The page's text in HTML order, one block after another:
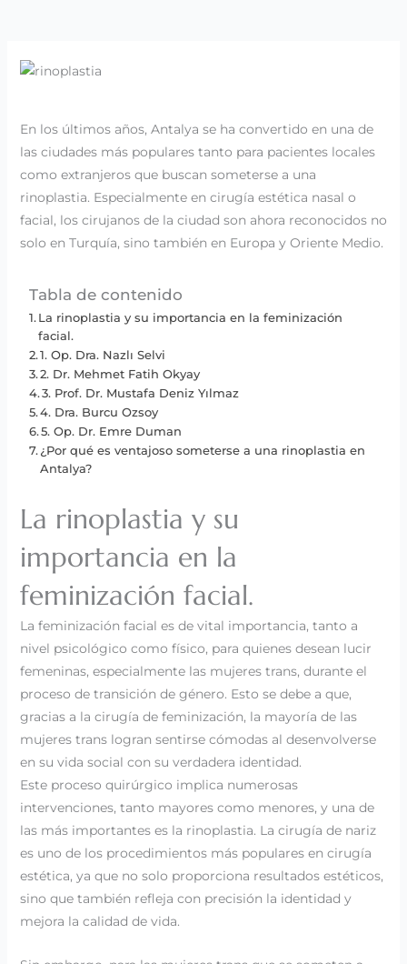
En los últimos años, Antalya se ha convertido en una de
las ciudades más populares tanto para pacientes locales
como extranjeros que buscan someterse a una
rinoplastia. Especialmente en cirugía estética nasal o
facial, los cirujanos de la ciudad son ahora reconocidos no
solo en Turquía, sino también en Europa y Oriente Medio.
Tabla de contenido
La rinoplastia y su importancia en la feminización
facial.
1. Op. Dra. Nazlı Selvi
2. Dr. Mehmet Fatih Okyay
3. Prof. Dr. Mustafa Deniz Yılmaz
4. Dra. Burcu Ozsoy
5. Op. Dr. Emre Duman
¿Por qué es ventajoso someterse a una rinoplastia en
Antalya?
La rinoplastia y su
importancia en la
feminización facial.
La feminización facial es de vital importancia, tanto a
nivel psicológico como físico, para quienes desean lucir
femeninas, especialmente las mujeres trans, durante el
proceso de transición de género. Esto se debe a que,
gracias a la cirugía de feminización, la mayoría de las
mujeres trans logran sentirse cómodas al desenvolverse
en su vida social con su verdadera identidad.
Este proceso quirúrgico implica numerosas
intervenciones, tanto mayores como menores, y una de
las más importantes es la rinoplastia. La cirugía de nariz
es uno de los procedimientos más populares en cirugía
estética, ya que no solo proporciona resultados estéticos,
sino que también refleja con precisión la identidad y
mejora la calidad de vida.